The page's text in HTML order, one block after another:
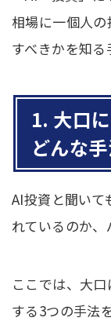
相場に一個人
すべきかを知る
1. 大口
どんな
AI投資と聞いて
れているのか、
ここでは、大
する3つの手法